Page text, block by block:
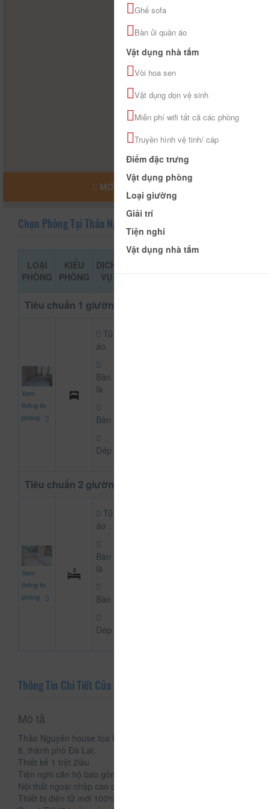
MỞ RỘNG BẢN ĐỒ
Chọn Phòng Tại Thảo Nguyên House
LOẠI
PHÒNG
KIỂU
PHÒNG
DỊCH
VỤ
Tiêu chuẩn 1 giường
Xem
thông tin
phòng
Tủ
áo
Bàn
là
Bàn
Dép
Tiêu chuẩn 2 giường
Xem
thông tin
phòng
Tủ
áo
Bàn
là
Bàn
Dép
Thông Tin Chi Tiết Của Thảo Nguyên House
Mô tả
Thảo Nguyên house tọa lạc tại B19 Trần Anh Tông, phường
8, thành phố Đà Lạt.
Thiết kế 1 trệt 2lầu
Tiện nghi căn hộ bao gồm
Nội thất ngoại nhập cao cấp
Thiết bị điện tử mới 100%
Ghế sofa
Bàn ủi quần áo
Vật dụng nhà tắm
Vòi hoa sen
Vật dụng dọn vệ sinh
Miễn phí wifi tất cả các phòng
Truyền hình vệ tinh/ cáp
Điểm đặc trưng
Vật dụng phòng
Loại giường
Giải trí
Tiện nghi
Vật dụng nhà tắm